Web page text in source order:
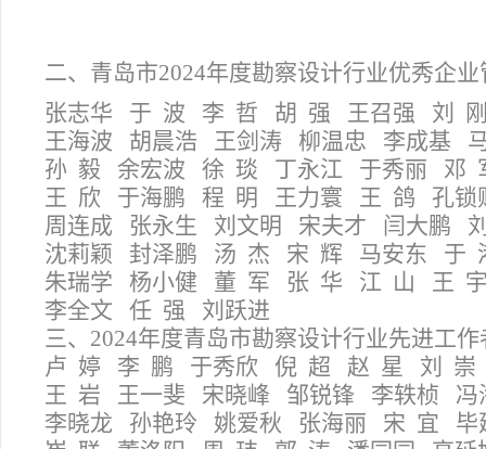
二、青岛市2024年度勘察设计行业优秀企业
张志华 于 波 李 哲 胡 强 王召强 刘
王海波 胡晨浩 王剑涛 柳温忠 李成基
孙 毅 余宏波 徐 琰 丁永江 于秀丽 邓
王 欣 于海鹏 程 明 王力寰 王 鸽 孔锁
周连成 张永生 刘文明 宋夫才 闫大鹏
沈莉颖 封泽鹏 汤 杰 宋 辉 马安东 于
朱瑞学 杨小健 董 军 张 华 江 山 王
李全文 任 强 刘跃进
三、2024年度青岛市勘察设计行业先进工作
卢 婷 李 鹏 于秀欣 倪 超 赵 星 刘 崇
王 岩 王一斐 宋晓峰 邹锐锋 李轶桢 冯
李晓龙 孙艳玲 姚爱秋 张海丽 宋 宜 毕